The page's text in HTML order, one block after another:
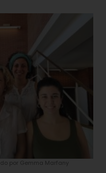
por Gemma Marfany